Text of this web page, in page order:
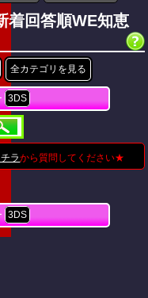
着回答順WE知恵
全カテゴリを見る
3DS
ラから質問してください★
3DS